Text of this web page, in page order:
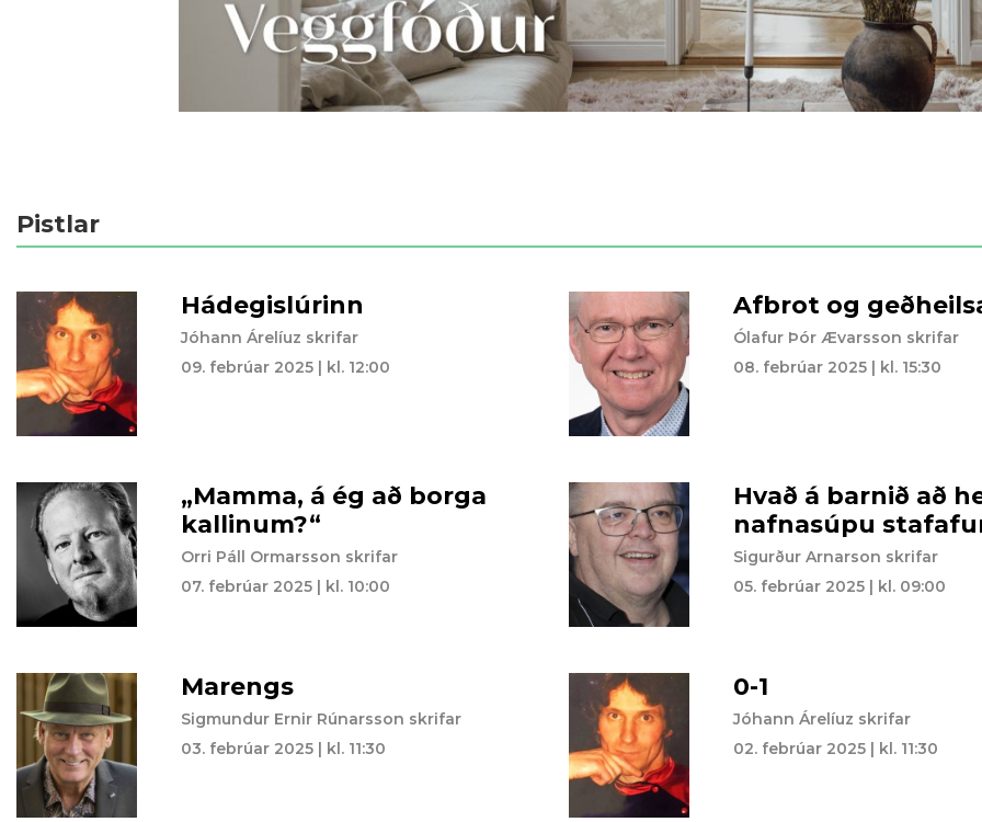
Pistlar
Hádegislúrinn
Jóhann Árelíuz skrifar
09. febrúar 2025 | kl. 12:00
Afbrot og
Ólafur Þór Ævarsson skrifar
08. febrúar 2025 | kl. 15:30
„Mamma, á ég að borga
kallinum?“
Orri Páll Ormarsson skrifar
07. febrúar 2025 | kl. 10:00
Hvað á barnið að
nafnasúpu
Sigurður Arnarson skrifar
05. febrúar 2025 | kl. 09:00
Marengs
Sigmundur Ernir Rúnarsson skrifar
03. febrúar 2025 | kl. 11:30
0-1
Jóhann Árelíuz skrifar
02. febrúar 2025 | kl. 11:30